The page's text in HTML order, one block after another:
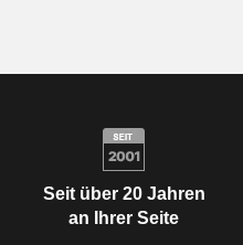
Seit über 20 Jahren
an Ihrer Seite